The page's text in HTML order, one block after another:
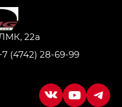
ЛАУНЖ —
в комплектации
22а
(4742) 28-69-99